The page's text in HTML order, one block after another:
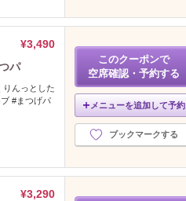
¥3,490
パ
んっとした
#まつげパ
このクーポンで
空席確認・予約する
メニューを追加して予約
ブックマークする
¥3,290